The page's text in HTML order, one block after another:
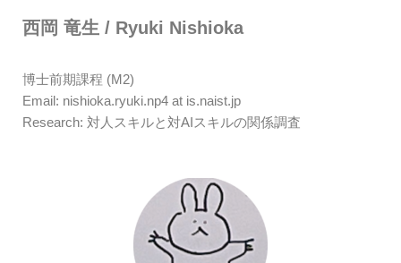
西岡 竜生 / Ryuki Nishioka
博士前期課程 (M2)
Email: nishioka.ryuki.np4 at is.naist.jp
Research: 対人スキルと対AIスキルの関係調査